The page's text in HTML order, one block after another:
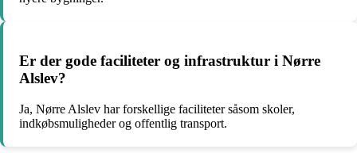
Er der gode faciliteter og infrastruktur i Nørre
Alslev?
Ja, Nørre Alslev har forskellige faciliteter såsom skoler,
indkøbsmuligheder og offentlig transport.